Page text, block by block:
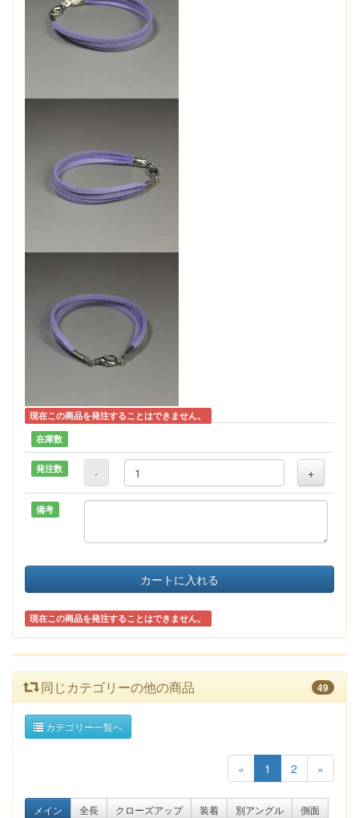
現在この商品を発注することはできません。
在庫数
発注数 - +
備考
カートに入れる
現在この商品を発注することはできません。
同じカテゴリーの他の商品 49
カテゴリー一覧へ
« 1 2 »
メイン 全長 クローズアップ 装着 別アングル
側面